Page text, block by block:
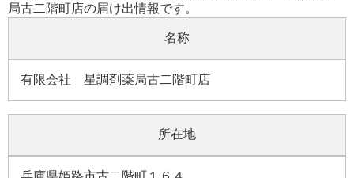
局古二階町店の届け出情報です。
名称
有限会社 星調剤薬局古二階町店
所在地